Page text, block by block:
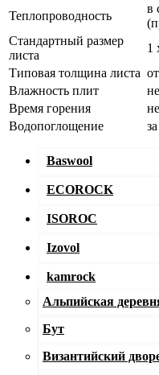
Теплопроводность
в
Стандартный размер
листа
1
Типовая толщина листа
Влажность плит
Время горения
Водопоглощение
Baswool
ECOROCK
ISOROC
Izovol
kamrock
Альпийская
Бут
Византийский